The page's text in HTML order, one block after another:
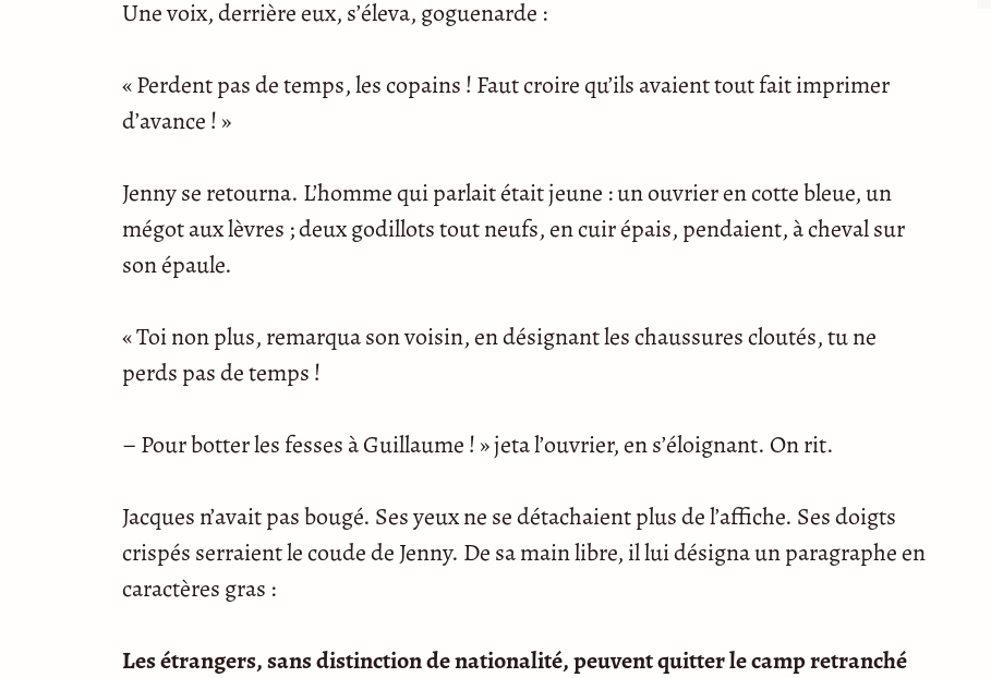
Une voix, derrière eux, s’éleva, goguenarde :
« Perdent pas de temps, les copains ! Faut croire qu’ils avaient tout fait imprimer
d’avance ! »
Jenny se retourna. L’homme qui parlait était jeune : un ouvrier en cotte bleue, un
mégot aux lèvres ; deux godillots tout neufs, en cuir épais, pendaient, à cheval sur
son épaule.
« Toi non plus, remarqua son voisin, en désignant les chaussures cloutés, tu ne
perds pas de temps !
– Pour botter les fesses à Guillaume ! » jeta l’ouvrier, en s’éloignant. On rit.
Jacques n’avait pas bougé. Ses yeux ne se détachaient plus de l’affiche. Ses doigts
crispés serraient le coude de Jenny. De sa main libre, il lui désigna un paragraphe en
caractères gras :
Les étrangers, sans distinction de nationalité, peuvent quitter le camp retranché